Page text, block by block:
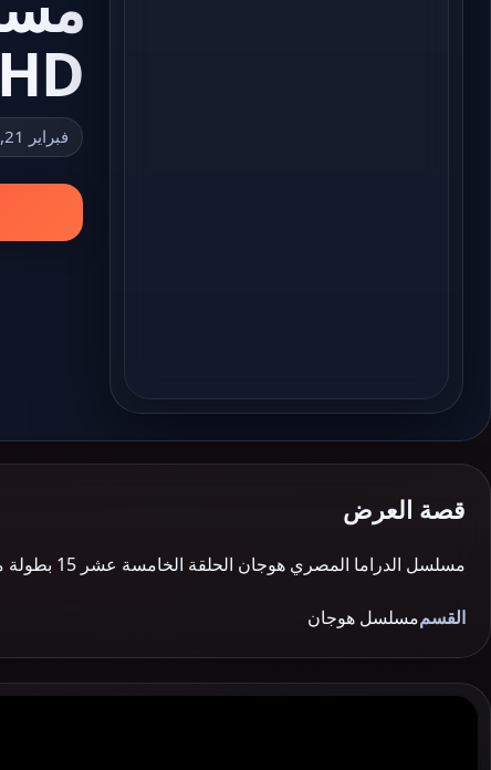
HD
فبراير 21, 2023
قصة العرض
مسلسل الدراما المصري هوجان الحلقة الخامسة عشر 15 بطولة محمد امام مشاهدة وتحميل اون لاين يوتيوب جودة عالية 720P مسلسلات مصرية 2019 عنوان اخر للمسلسل : …
القسممسلسل هوجان